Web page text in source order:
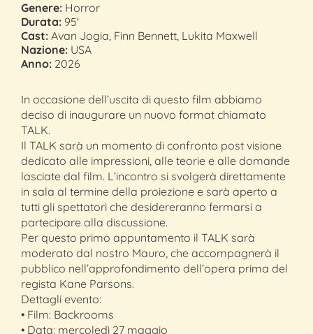
Genere: Horror
Durata: 95'
Cast: Avan Jogia, Finn Bennett, Lukita Maxwell
Nazione: USA
Anno: 2026
In occasione dell’uscita di questo film abbiamo
deciso di inaugurare un nuovo format chiamato
TALK.
Il TALK sarà un momento di confronto post visione
dedicato alle impressioni, alle teorie e alle domande
lasciate dal film. L’incontro si svolgerà direttamente
in sala al termine della proiezione e sarà aperto a
tutti gli spettatori che desidereranno fermarsi a
partecipare alla discussione.
Per questo primo appuntamento il TALK sarà
moderato dal nostro Mauro, che accompagnerà il
pubblico nell’approfondimento dell’opera prima del
regista Kane Parsons.
Dettagli evento:
• Film: Backrooms
• Data: mercoledì 27 maggio